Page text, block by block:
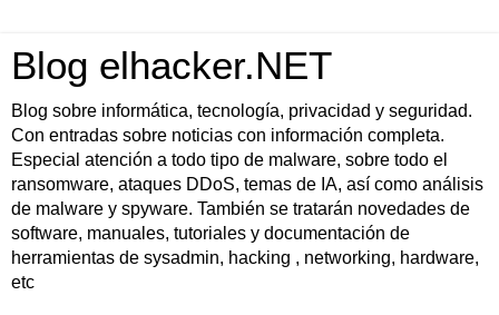
Blog elhacker.NET
Blog sobre informática, tecnología, privacidad y seguridad.
Con entradas sobre noticias con información completa.
Especial atención a todo tipo de malware, sobre todo el
ransomware, ataques DDoS, temas de IA, así como análisis
de malware y spyware. También se tratarán novedades de
software, manuales, tutoriales y documentación de
herramientas de sysadmin, hacking , networking, hardware,
etc